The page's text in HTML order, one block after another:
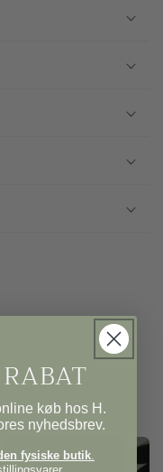
køb hos H.
nyhedsbrev.
fysiske butik.